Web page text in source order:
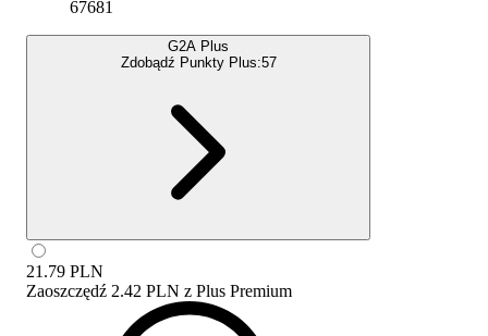
67681
G2A Plus
Zdobądź Punkty Plus:57
21.79 PLN
Zaoszczędź 2.42 PLN z Plus Premium